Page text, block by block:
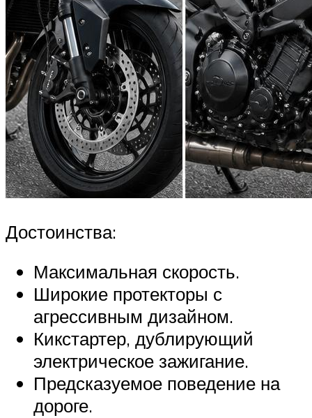
Достоинства:
Максимальная скорость.
Широкие протекторы с
агрессивным дизайном.
Кикстартер, дублирующий
электрическое зажигание.
Предсказуемое поведение на
дороге.